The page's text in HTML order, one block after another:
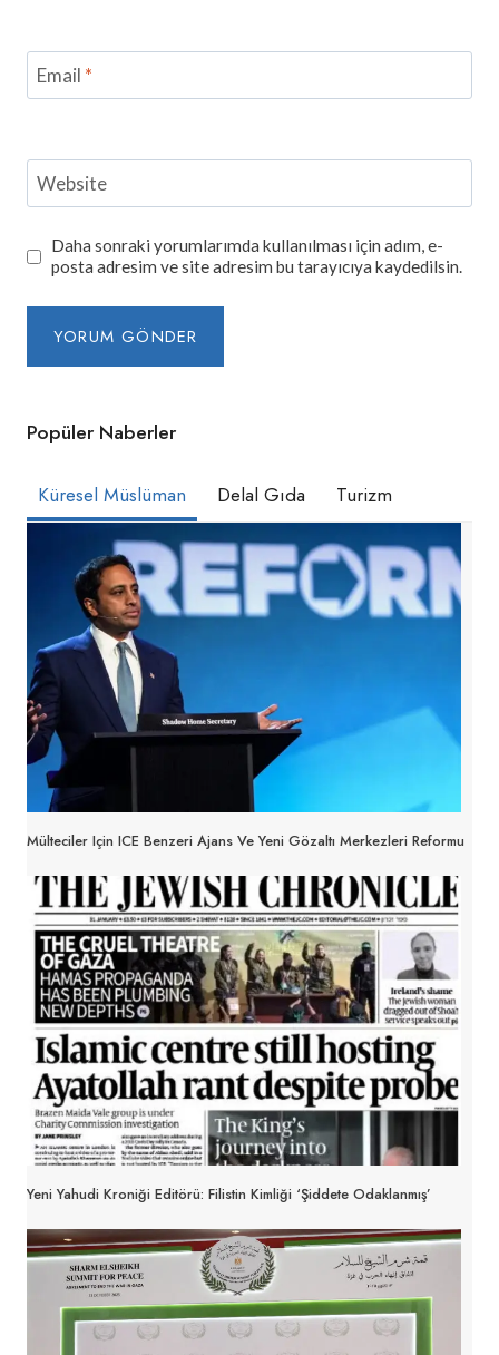
Email *
Website
Daha sonraki yorumlarımda kullanılması için adım, e-
posta adresim ve site adresim bu tarayıcıya kaydedilsin.
Popüler Naberler
Küresel Müslüman Delal Gıda Turizm
Mülteciler Için ICE Benzeri Ajans Ve Yeni Gözaltı Merkezleri Reformu
Yeni Yahudi Kroniği Editörü: Filistin Kimliği ‘şiddete Odaklanmış’